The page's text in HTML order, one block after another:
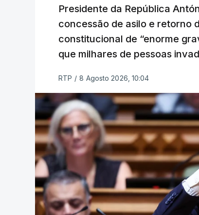
Presidente da República
concessão de asilo e retorno
constitucional de “enorme
que milhares de pessoas
RTP / 8 Agosto 2026, 10:04